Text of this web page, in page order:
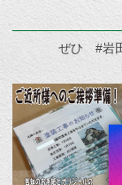
ぜひ #岩